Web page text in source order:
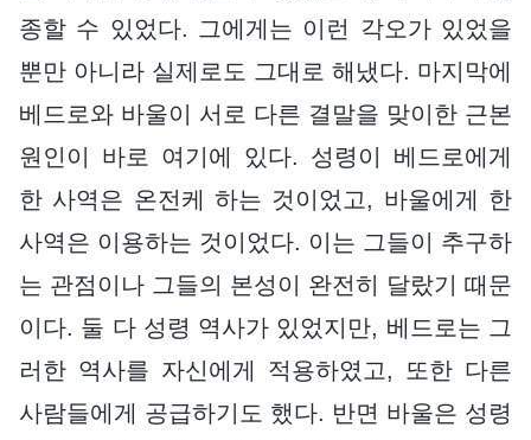
종할 수 있었다. 그에게는 이런 각오가 있었을
뿐만 아니라 실제로도 그대로 해냈다. 마지막에
베드로와 바울이 서로 다른 결말을 맞이한 근본
원인이 바로 여기에 있다. 성령이 베드로에게
한 사역은 온전케 하는 것이었고, 바울에게 한
사역은 이용하는 것이었다. 이는 그들이 추구하
는 관점이나 그들의 본성이 완전히 달랐기 때문
이다. 둘 다 성령 역사가 있었지만, 베드로는 그
러한 역사를 자신에게 적용하였고, 또한 다른
사람들에게 공급하기도 했다. 반면 바울은 성령